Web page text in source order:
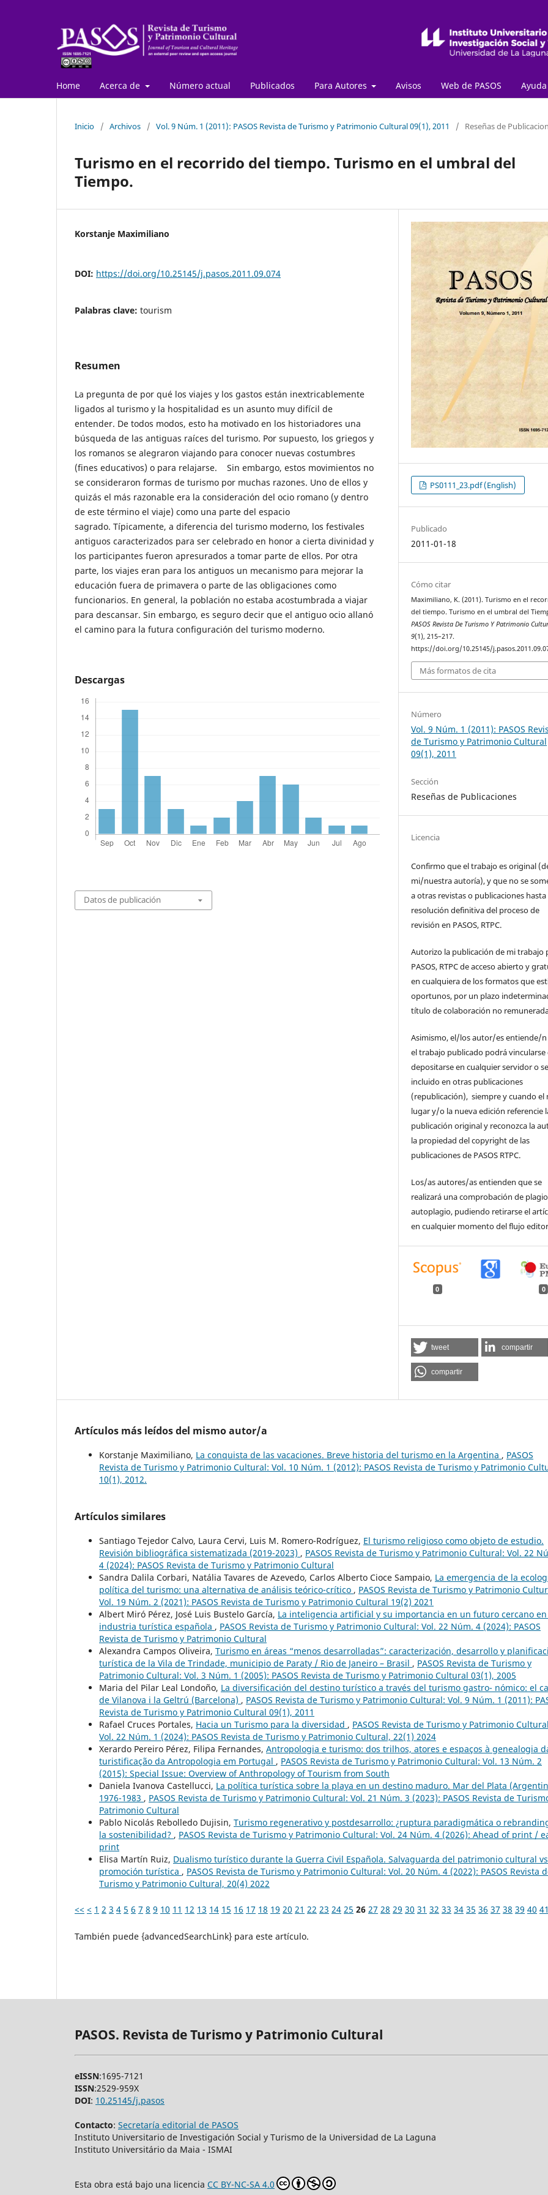
Home Acerca de Número actual Publicados Para Autores Avisos Web de PASOS Ayuda
Inicio / Archivos / Vol. 9 Núm. 1 (2011): PASOS Revista de Turismo y Patrimonio Cultural 09(1), 2011 / Reseñas de
Turismo en el recorrido del tiempo. Turismo en el umbral del
Tiempo.
Korstanje Maximiliano
DOI: https://doi.org/10.25145/j.pasos.2011.09.074
Palabras clave: tourism
Resumen
La pregunta de por qué los viajes y los gastos están inextricablemente
ligados al turismo y la hospitalidad es un asunto muy difícil de
entender. De todos modos, esto ha motivado en los historiadores una
búsqueda de las antiguas raíces del turismo. Por supuesto, los griegos y
los romanos se alegraron viajando para conocer nuevas costumbres
(fines educativos) o para relajarse. Sin embargo, estos movimientos no
se consideraron formas de turismo por muchas razones. Uno de ellos y
quizás el más razonable era la consideración del ocio romano (y dentro
de este término el viaje) como una parte del espacio
sagrado. Típicamente, a diferencia del turismo moderno, los festivales
antiguos caracterizados para ser celebrado en honor a cierta divinidad y
los participantes fueron apresurados a tomar parte de ellos. Por otra
parte, los viajes eran para los antiguos un mecanismo para mejorar la
educación fuera de primavera o parte de las obligaciones como
funcionarios. En general, la población no estaba acostumbrada a viajar
para descansar. Sin embargo, es seguro decir que el antiguo ocio allanó
el camino para la futura configuración del turismo moderno.
Descargas
Datos de publicación
PS0111_23.pdf (English)
Publicado
2011-01-18
Cómo citar
Maximiliano, K. (2011). Turismo en el
del tiempo. Turismo en el umbral del
PASOS Revista De Turismo Y Patrimonio
9(1), 215–217.
https://doi.org/10.25145/
Más formatos de cita
Número
Vol. 9 Núm. 1 (2011): PASOS
de Turismo y Patrimonio Cultural
09(1), 2011
Sección
Reseñas de Publicaciones
Licencia
Confirmo que el trabajo es original
mi/nuestra autoría), y que no se
a otras revistas o publicaciones hasta
resolución definitiva del proceso de
revisión en PASOS, RTPC.
Autorizo la publicación de mi trabajo
PASOS, RTPC de acceso abierto y
en cualquiera de los formatos que
oportunos, por un plazo
título de colaboración no
Asimismo, el/los autor/es entiende/
el trabajo publicado podrá vincularse
depositarse en cualquier servidor o
incluido en otras publicaciones
(republicación), siempre y cuando el
lugar y/o la nueva edición referencie
publicación original y reconozca la
la propiedad del copyright de las
publicaciones de PASOS RTPC.
Los/as autores/as entienden que se
realizará una comprobación de
autoplagio, pudiendo retirarse el
en cualquier momento del flujo
0 0
tweet compartir
compartir
Artículos más leídos del mismo autor/a
Korstanje Maximiliano, La conquista de las vacaciones. Breve historia del turismo en la Argentina , PASOS
Revista de Turismo y Patrimonio Cultural: Vol. 10 Núm. 1 (2012): PASOS Revista de Turismo y Patrimonio
10(1), 2012.
Artículos similares
Santiago Tejedor Calvo, Laura Cervi, Luis M. Romero-Rodríguez, El turismo religioso como objeto de estudio.
Revisión bibliográfica sistematizada (2019-2023) , PASOS Revista de Turismo y Patrimonio Cultural: Vol. 22
4 (2024): PASOS Revista de Turismo y Patrimonio Cultural
Sandra Dalila Corbari, Natália Tavares de Azevedo, Carlos Alberto Cioce Sampaio, La emergencia de la
política del turismo: una alternativa de análisis teórico-crítico , PASOS Revista de Turismo y Patrimonio
Vol. 19 Núm. 2 (2021): PASOS Revista de Turismo y Patrimonio Cultural 19(2) 2021
Albert Miró Pérez, José Luis Bustelo García, La inteligencia artificial y su importancia en un futuro cercano en
industria turística española , PASOS Revista de Turismo y Patrimonio Cultural: Vol. 22 Núm. 4 (2024): PASOS
Revista de Turismo y Patrimonio Cultural
Alexandra Campos Oliveira, Turismo en áreas “menos desarrolladas”: caracterización, desarrollo y
turística de la Vila de Trindade, municipio de Paraty / Rio de Janeiro – Brasil , PASOS Revista de Turismo y
Patrimonio Cultural: Vol. 3 Núm. 1 (2005): PASOS Revista de Turismo y Patrimonio Cultural 03(1), 2005
Maria del Pilar Leal Londoño, La diversificación del destino turístico a través del turismo gastro- nómico: el
de Vilanova i la Geltrú (Barcelona) , PASOS Revista de Turismo y Patrimonio Cultural: Vol. 9 Núm. 1 (2011):
Revista de Turismo y Patrimonio Cultural 09(1), 2011
Rafael Cruces Portales, Hacia un Turismo para la diversidad , PASOS Revista de Turismo y Patrimonio
Vol. 22 Núm. 1 (2024): PASOS Revista de Turismo y Patrimonio Cultural, 22(1) 2024
Xerardo Pereiro Pérez, Filipa Fernandes, Antropologia e turismo: dos trilhos, atores e espaços à genealogia
turistificação da Antropologia em Portugal , PASOS Revista de Turismo y Patrimonio Cultural: Vol. 13 Núm. 2
(2015): Special Issue: Overview of Anthropology of Tourism from South
Daniela Ivanova Castellucci, La política turística sobre la playa en un destino maduro. Mar del Plata
1976-1983 , PASOS Revista de Turismo y Patrimonio Cultural: Vol. 21 Núm. 3 (2023): PASOS Revista de
Patrimonio Cultural
Pablo Nicolás Rebolledo Dujisin, Turismo regenerativo y postdesarrollo: ¿ruptura paradigmática o
la sostenibilidad? , PASOS Revista de Turismo y Patrimonio Cultural: Vol. 24 Núm. 4 (2026): Ahead of print /
print
Elisa Martín Ruiz, Dualismo turístico durante la Guerra Civil Española. Salvaguarda del patrimonio cultural
promoción turística , PASOS Revista de Turismo y Patrimonio Cultural: Vol. 20 Núm. 4 (2022): PASOS Revista
Turismo y Patrimonio Cultural, 20(4) 2022
<< < 1 2 3 4 5 6 7 8 9 10 11 12 13 14 15 16 17 18 19 20 21 22 23 24 25 26 27 28 29 30 31 32 33 34 35 36 37 38 39 40 41
También puede {advancedSearchLink} para este artículo.
PASOS. Revista de Turismo y Patrimonio Cultural
eISSN:1695-7121
ISSN:2529-959X
DOI: 10.25145/j.pasos
Contacto: Secretaría editorial de PASOS
Instituto Universitario de Investigación Social y Turismo de la Universidad de La Laguna
Instituto Universitário da Maia - ISMAI
Esta obra está bajo una licencia CC BY-NC-SA 4.0